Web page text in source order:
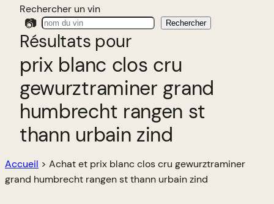
Rechercher un vin
📷 Rechercher
Résultats pour
prix blanc clos cru
gewurztraminer grand
humbrecht rangen st
thann urbain zind
Accueil > Achat et prix blanc clos cru gewurztraminer
grand humbrecht rangen st thann urbain zind